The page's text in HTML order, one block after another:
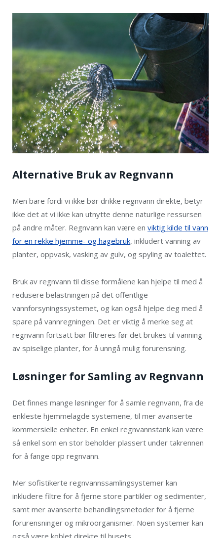
Alternative Bruk av Regnvann
Men bare fordi vi ikke bør drikke regnvann direkte, betyr
ikke det at vi ikke kan utnytte denne naturlige ressursen
på andre måter. Regnvann kan være en viktig kilde til vann
for en rekke hjemme- og hagebruk, inkludert vanning av
planter, oppvask, vasking av gulv, og spyling av toalettet.
Bruk av regnvann til disse formålene kan hjelpe til med å
redusere belastningen på det offentlige
vannforsyningssystemet, og kan også hjelpe deg med å
spare på vannregningen. Det er viktig å merke seg at
regnvann fortsatt bør filtreres før det brukes til vanning
av spiselige planter, for å unngå mulig forurensning.
Løsninger for Samling av Regnvann
Det finnes mange løsninger for å samle regnvann, fra de
enkleste hjemmelagde systemene, til mer avanserte
kommersielle enheter. En enkel regnvannstank kan være
så enkel som en stor beholder plassert under takrennen
for å fange opp regnvann.
Mer sofistikerte regnvannssamlingsystemer kan
inkludere filtre for å fjerne store partikler og sedimenter,
samt mer avanserte behandlingsmetoder for å fjerne
forurensninger og mikroorganismer. Noen systemer kan